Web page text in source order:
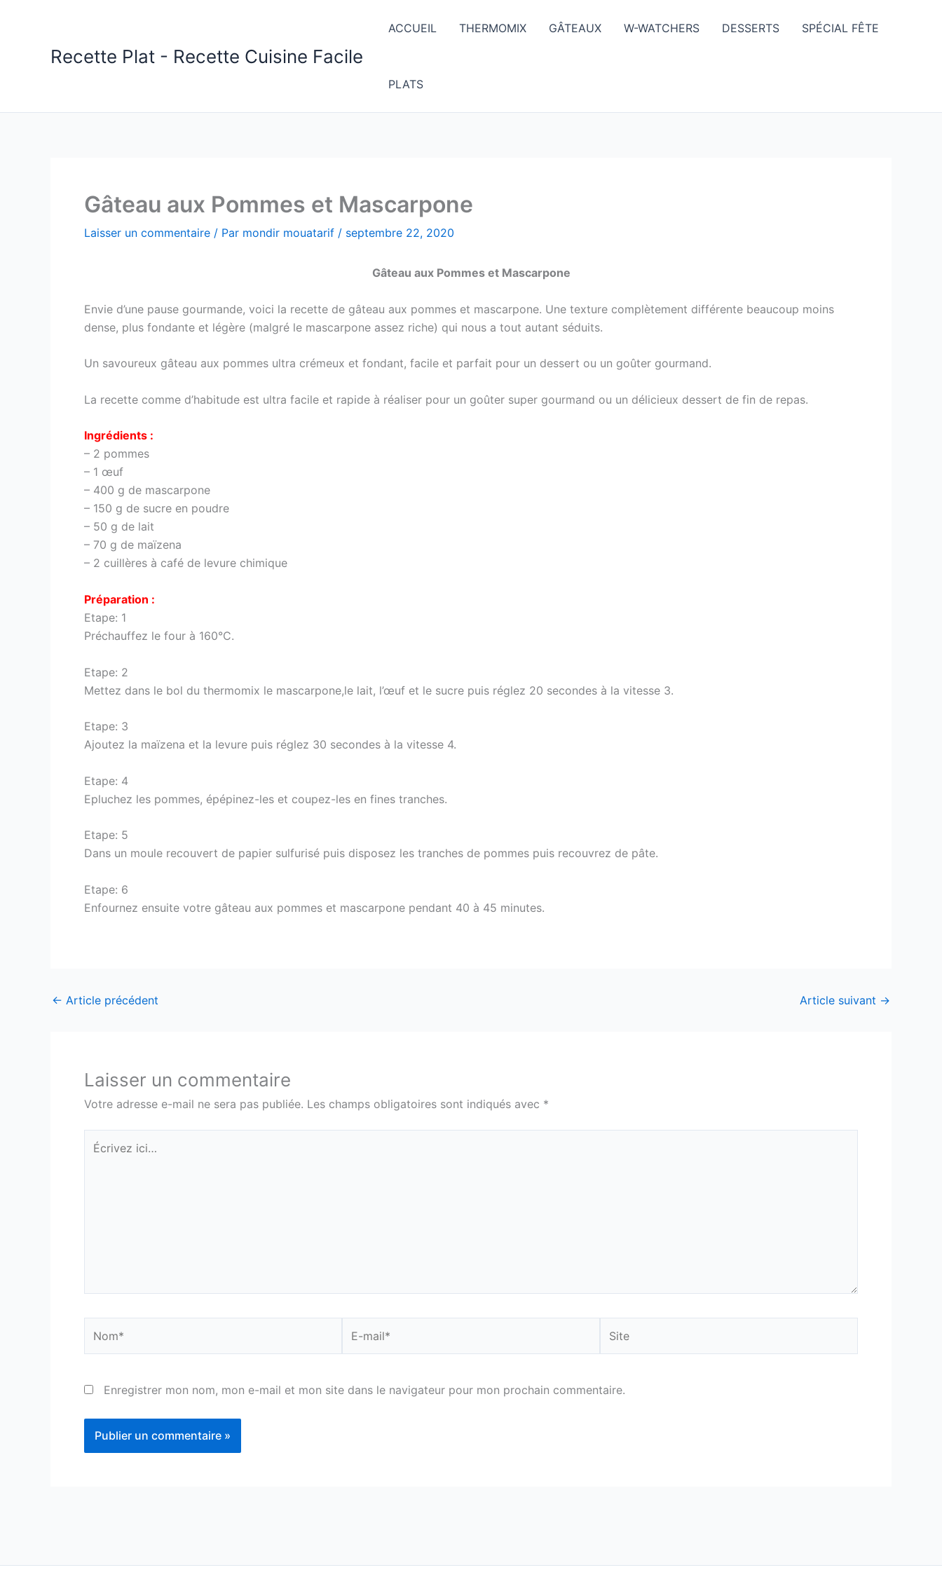
Recette Plat - Recette Cuisine Facile
ACCUEIL THERMOMIX GÂTEAUX W-WATCHERS DESSERTS SPÉCIAL FÊTE
PLATS
Gâteau aux Pommes et Mascarpone
Laisser un commentaire / Par mondir mouatarif / septembre 22, 2020
Gâteau aux Pommes et Mascarpone
Envie d’une pause gourmande, voici la recette de gâteau aux pommes et mascarpone. Une texture complètement différente beaucoup moins
dense, plus fondante et légère (malgré le mascarpone assez riche) qui nous a tout autant séduits.
Un savoureux gâteau aux pommes ultra crémeux et fondant, facile et parfait pour un dessert ou un goûter gourmand.
La recette comme d’habitude est ultra facile et rapide à réaliser pour un goûter super gourmand ou un délicieux dessert de fin de repas.
Ingrédients :
– 2 pommes
– 1 œuf
– 400 g de mascarpone
– 150 g de sucre en poudre
– 50 g de lait
– 70 g de maïzena
– 2 cuillères à café de levure chimique
Préparation :
Etape: 1
Préchauffez le four à 160°C.
Etape: 2
Mettez dans le bol du thermomix le mascarpone,le lait, l’œuf et le sucre puis réglez 20 secondes à la vitesse 3.
Etape: 3
Ajoutez la maïzena et la levure puis réglez 30 secondes à la vitesse 4.
Etape: 4
Epluchez les pommes, épépinez-les et coupez-les en fines tranches.
Etape: 5
Dans un moule recouvert de papier sulfurisé puis disposez les tranches de pommes puis recouvrez de pâte.
Etape: 6
Enfournez ensuite votre gâteau aux pommes et mascarpone pendant 40 à 45 minutes.
← Article précédent Article suivant →
Laisser un commentaire
Votre adresse e-mail ne sera pas publiée. Les champs obligatoires sont indiqués avec *
Écrivez
ici…
mail*
Enregistrer mon nom, mon e-mail et mon site dans le navigateur pour mon prochain commentaire.